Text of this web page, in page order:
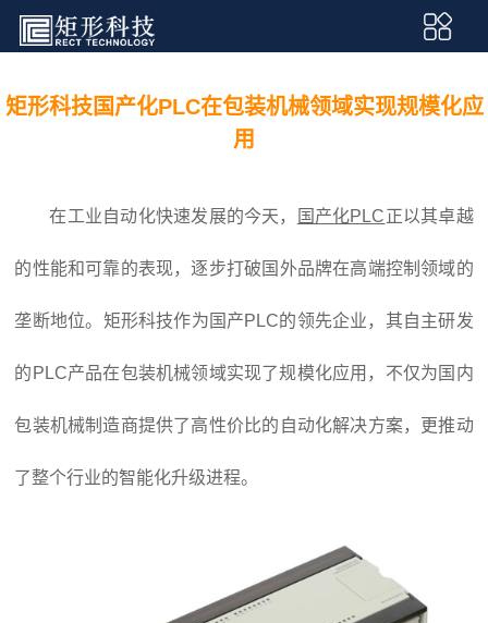
矩形科技国产化PLC在包装机械领域实现规模化应
用
在工业自动化快速发展的今天， 国产化PLC正以其卓越
的性能和可靠的表现，逐步打破国外品牌在高端控制领域的
垄断地位。矩形科技作为国产PLC的领先企业，其自主研发
的PLC产品在包装机械领域实现了规模化应用，不仅为国内
包装机械制造商提供了高性价比的自动化解决方案，更推动
了整个行业的智能化升级进程。